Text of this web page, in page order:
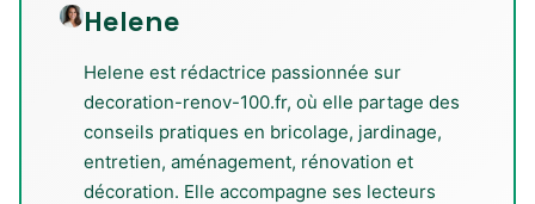
Helene
Helene est rédactrice passionnée sur
decoration-renov-100.fr, où elle partage des
conseils pratiques en bricolage, jardinage,
entretien, aménagement, rénovation et
décoration. Elle accompagne ses lecteurs